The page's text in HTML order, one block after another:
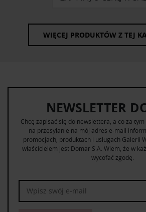
WIĘCEJ PRODUKTÓW Z TEJ
NEWSLETTER
Chcę zapisać się do newslettera, a co za
na przesyłanie na mój adres e-mail
promocjach, produktach i usługach Galerii
właścicielem jest Domar S.A. Wiem, że w
wycofać zgodę.